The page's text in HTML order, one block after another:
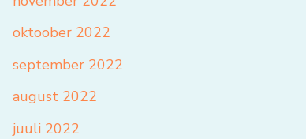
oktoober 2022
september 2022
august 2022
juuli 2022